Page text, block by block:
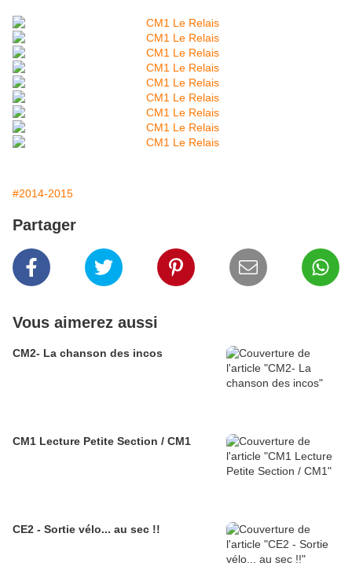
#2014-2015
Partager
Vous aimerez aussi
CM2- La chanson des incos
CM1 Lecture Petite Section / CM1
CE2 - Sortie vélo... au sec !!